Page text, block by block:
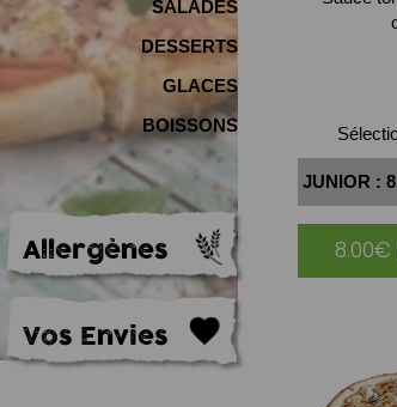
SALADES
DESSERTS
GLACES
BOISSONS
Allergènes
Vos Envies
8.00€